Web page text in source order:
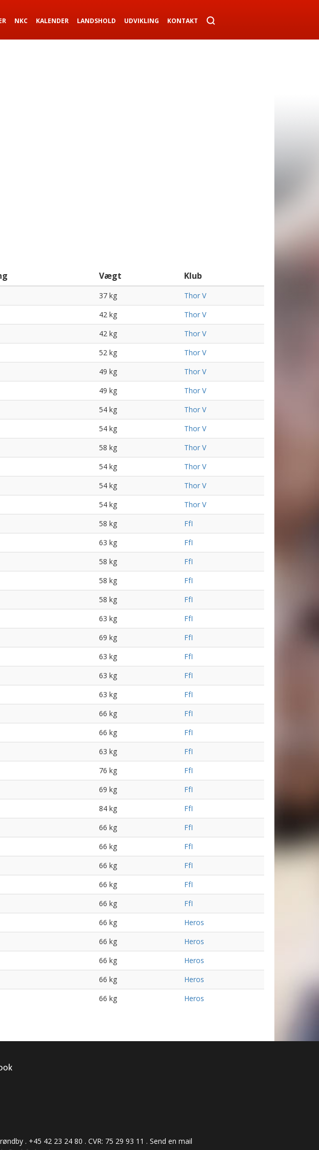
NKC KALENDER LANDSHOLD UDVIKLING KONTAKT
Vægt Klub
37 kg
Thor V
42 kg
Thor V
42 kg
Thor V
52 kg
Thor V
49 kg
Thor V
49 kg
Thor V
54 kg
Thor V
54 kg
Thor V
58 kg
Thor V
54 kg
Thor V
54 kg
Thor V
54 kg
Thor V
58 kg
FfI
63 kg
FfI
58 kg
FfI
58 kg
FfI
58 kg
FfI
63 kg
FfI
69 kg
FfI
63 kg
FfI
63 kg
FfI
63 kg
FfI
66 kg
FfI
66 kg
FfI
63 kg
FfI
76 kg
FfI
69 kg
FfI
84 kg
FfI
66 kg
FfI
66 kg
FfI
66 kg
FfI
66 kg
FfI
66 kg
FfI
66 kg
Heros
66 kg
Heros
66 kg
Heros
66 kg
Heros
66 kg Heros
. +45 42 23 24 80 . CVR: ​​​​​​75 29 93 11 . Send en mail